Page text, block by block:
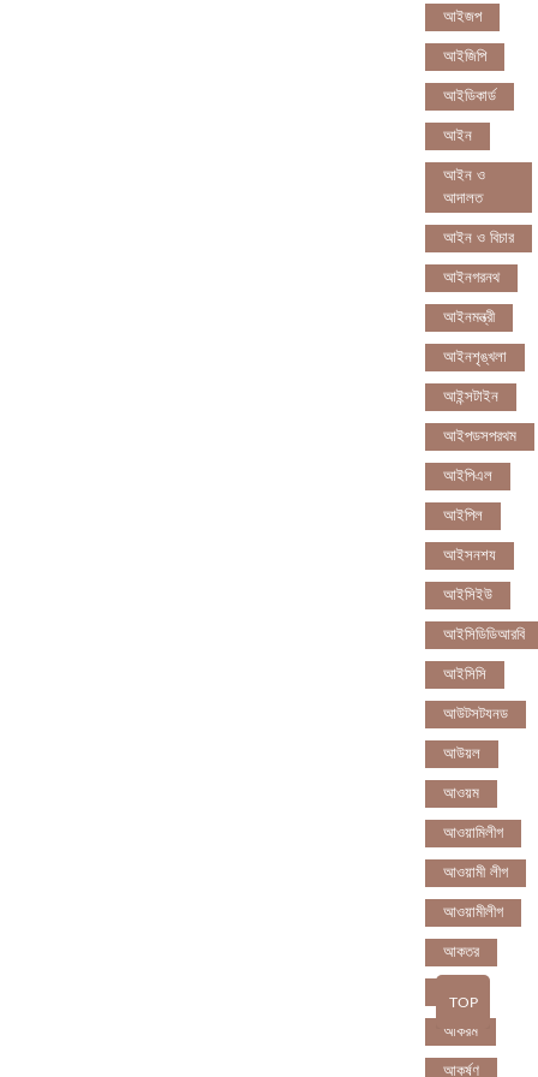
আইজপ
আইজিপি
আইডিকার্ড
আইন
আইন ও
আদালত
আইন ও বিচার
আইনগরনথ
আইনমন্ত্রী
আইনশৃঙ্খলা
আইন্সটাইন
আইপডসপরথম
আইপিএল
আইপিল
আইসনশয
আইসিইউ
আইসিডিডিআরবি
আইসিসি
আউটসটযনড
আউয়ল
আওয়ম
আওয়ামিলীগ
আওয়ামী লীগ
আওয়ামীলীগ
আকতর
আকরম
আকর্ষণ
TOP